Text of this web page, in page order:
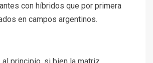
con híbridos que por primera
en campos argentinos.